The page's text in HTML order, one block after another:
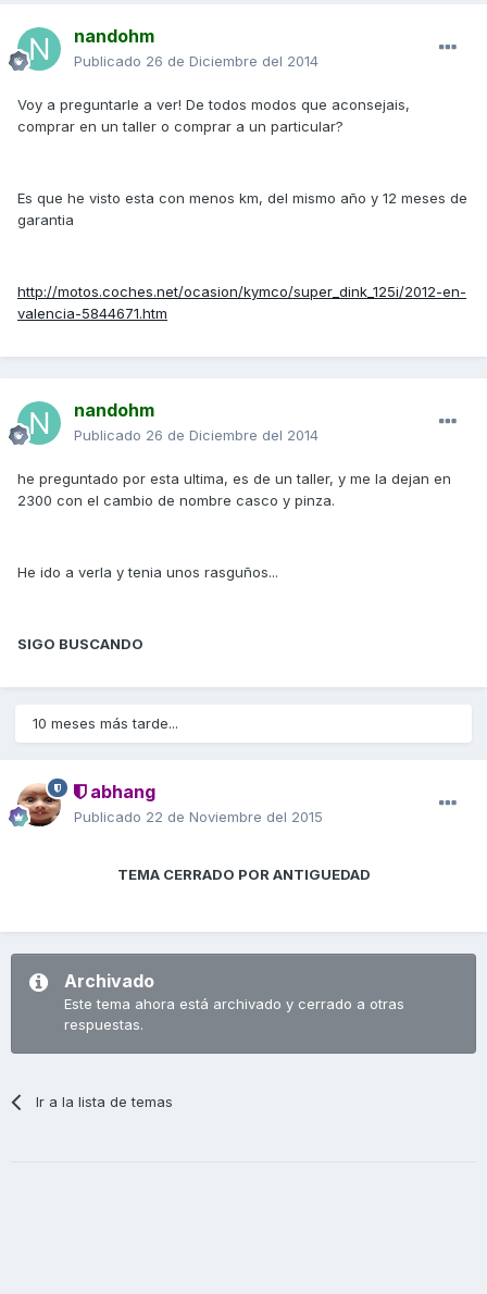
nandohm
Publicado 26 de Diciembre del 2014
Voy a preguntarle a ver! De todos modos que aconsejais,
comprar en un taller o comprar a un particular?
Es que he visto esta con menos km, del mismo año y 12 meses de
garantia
http://motos.coches.net/ocasion/kymco/super_dink_125i/2012-en-
valencia-5844671.htm
nandohm
Publicado 26 de Diciembre del 2014
he preguntado por esta ultima, es de un taller, y me la dejan en
2300 con el cambio de nombre casco y pinza.
He ido a verla y tenia unos rasguños...
SIGO BUSCANDO
10 meses más tarde...
abhang
Publicado 22 de Noviembre del 2015
TEMA CERRADO POR ANTIGUEDAD
Archivado
Este tema ahora está archivado y cerrado a otras
respuestas.
Ir a la lista de temas